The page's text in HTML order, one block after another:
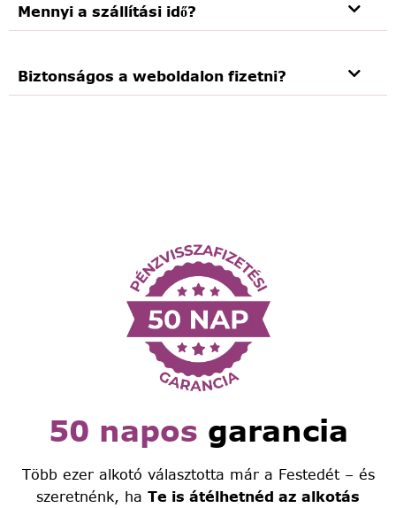
Mennyi a szállítási idő?
Biztonságos a weboldalon fizetni?
50 napos garancia
Több ezer alkotó választotta már a Festedét – és
szeretnénk, ha Te is átélhetnéd az alkotás